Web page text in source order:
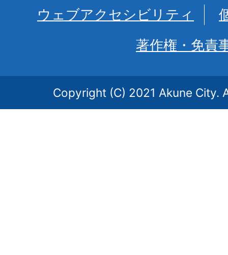
ウェブアクセシビリティ
著作権・免責
Copyright (C) 2021 Akune City.